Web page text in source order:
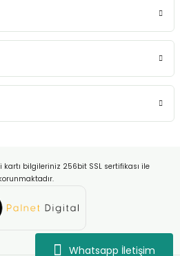
Whatsapp İletişim
kartı bilgileriniz 256bit SSL sertifikası ile